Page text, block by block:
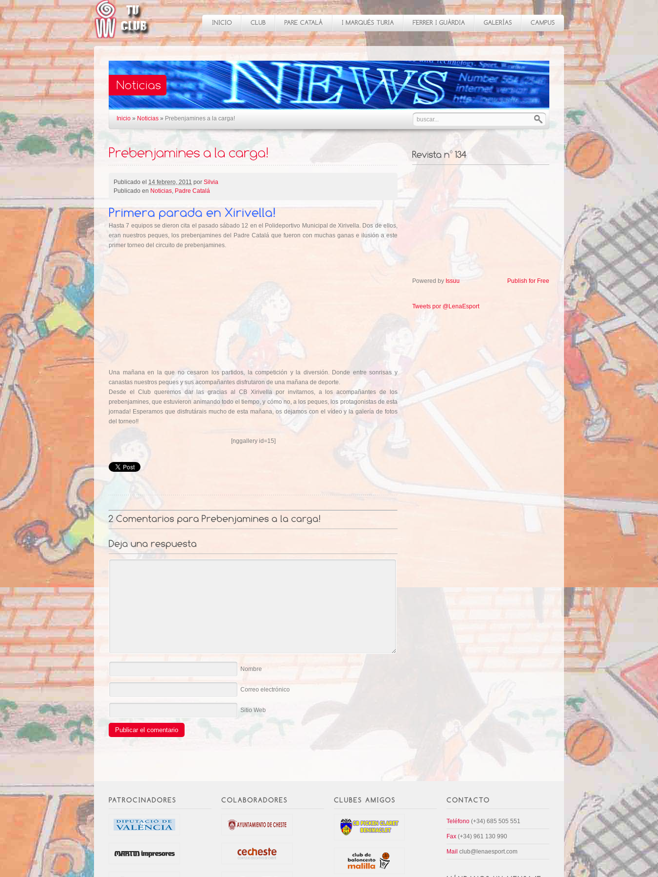
Inicio » Noticias » Prebenjamines a la carga!
Publicado el 14 febrero, 2011 por Silvia
Publicado en Noticias, Padre Catalá
Hasta 7 equipos se dieron cita el pasado sábado 12 en el Polideportivo Municipal de Xirivella. Dos de ellos,
eran nuestros peques, los prebenjamines del Padre Catalá que fueron con muchas ganas e ilusión a este
primer torneo del circuito de prebenjamines.
Una mañana en la que no cesaron los partidos, la competición y la diversión. Donde entre sonrisas y
canastas nuestros peques y sus acompañantes disfrutaron de una mañana de deporte.
Desde el Club queremos dar las gracias al CB Xirivella por invitarnos, a los acompañantes de los
prebenjamines, que estuvieron animando todo el tiempo, y cómo no, a los peques, los protagonistas de esta
jornada! Esperamos que disfrutárais mucho de esta mañana, os dejamos con el vídeo y la galería de fotos
del torneo!!
[nggallery id=15]
Nombre
Correo electrónico
Sitio Web
Powered by Issuu Publish for Free
Tweets por @LenaEsport
Teléfono (+34) 685 505 551
Fax (+34) 961 130 990
Mail club@lenaesport.com